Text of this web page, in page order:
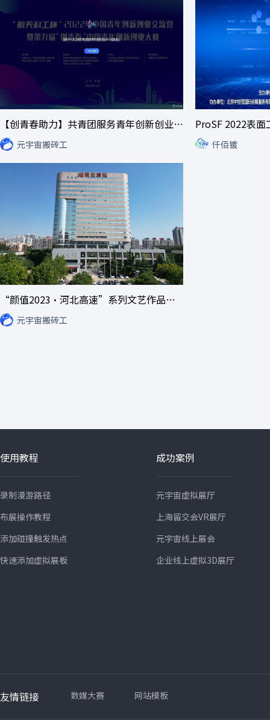
【创青春助力】共青团服务青年创新创业十年成果展示
元宇宙搬砖工 仟佰镀
“颜值2023·河北高速”系列文艺作品展览
元宇宙搬砖工
使用教程
录制漫游路径
布展操作教程
添加碰撞触发热点
快速添加虚拟展板
成功案例
元宇宙虚拟展厅
上海留交会VR展厅
元宇宙线上展会
企业线上虚拟3D展厅
友情链接 数媒大赛 网站模板